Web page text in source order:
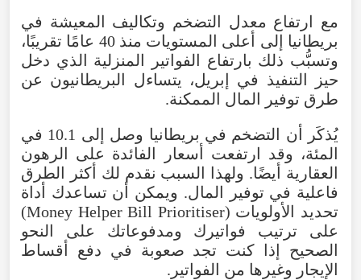
مع ارتفاع معدل التضخم وتكاليف المعيشة في
بريطانيا إلى أعلى المستويات منذ 40 عامًا تقريبًا،
وتسبُّب ذلك بارتفاع الفواتير المنزلية الذي دخل
حيز التنفيذ في إبريل، يتساءل البريطانيون عن
طرق توفير المال الممكنة.
يُذكَر أن التضخم في بريطانيا وصل إلى 10.1 في
المئة، وقد ارتفعت أسعار الفائدة على الرهون
العقارية أيضًا. ولهذا السبب نقدم لك أكثر الطرق
فاعلية في توفير المال. ويمكن أن تساعدك أداة
تحديد الأولويات (Money Helper Bill Prioritiser)
على ترتيب فواتيرك ومدفوعاتك على النحو
الصحيح إذا كنت تجد صعوبة في دفع أقساط
الإيجار وغيرها من الفواتير.